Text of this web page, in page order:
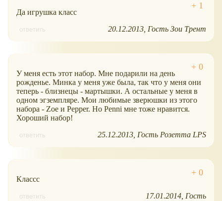
Да игрушка класс
ответить 20.12.2013 Гость Зои Трент
У меня есть этот набор. Мне подарили на день
рожденье. Минка у меня уже была, так что у меня они
теперь - близнецы - мартышки. А остальные у меня в
одном эгземпляре. Мои любимые зверюшки из этого
набора - Zoe и Pepper. Но Penni мне тоже нравится.
Хороший набор!
ответить 25.12.2013 Гость Розетта LPS
Классс
ответить 17.01.2014 Гость